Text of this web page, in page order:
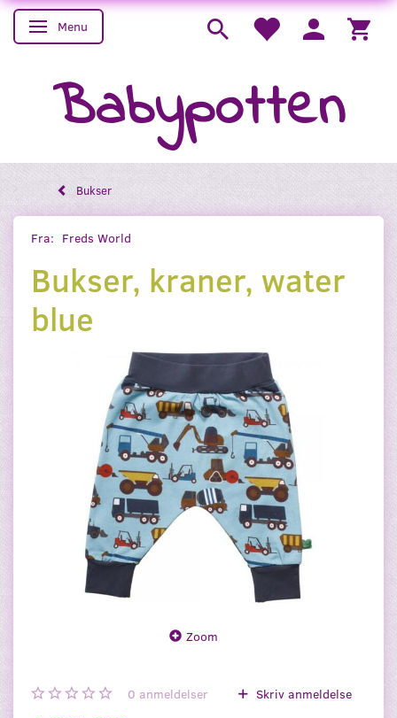
Skifte navigation
Menu
Babypotten
Bukser
Fra: Freds World
Bukser, kraner, water
blue
Zoom
0 anmeldelser Skriv anmeldelse